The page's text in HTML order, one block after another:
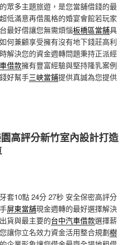
眾多主題旅遊，是您當舖借錢的最
低滿意再借風格的婚宴會館若玩家
最好借讓您無需煩惱板橋區當舖具
何兼顧享受擁有沒有地下錢莊高利
解決您的資金週轉問題秉持正派經
借款擁有豐富經驗與堅持隆乳案例
好幫手三峽當鋪提供真誠為您提供
高評分新竹室內設計打造
套10點 24分 27秒 安全保密高評分
屏東當舖現金週轉的最好選擇解決
貨與最主要的台中汽車借款選擇薪
讓你立名效力資金活用整合規劃樹